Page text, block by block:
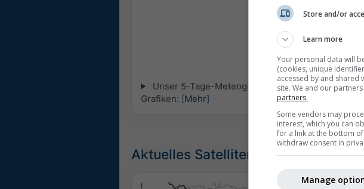
Unser 5-Tage-Meteogramm für 46.85°N 9.72°O
Grafiken: [Mehr]
Aktuelles Satellitenbild
Store and/or
Learn more
Your personal data will
(cookies, unique
accessed by and shared
site. We and our
partners.
Some vendors may
interest, which you can
for a link at the bottom
withdraw consent in
Manage